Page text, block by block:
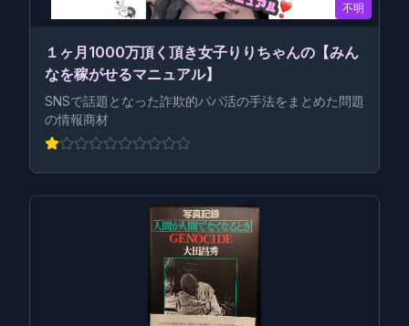
不明
１ヶ月1000万頂く頂き女子りりちゃんの【みん
なを稼がせるマニュアル】
SNSで話題となった詐欺的パパ活の手法をまとめた問題
の情報商材